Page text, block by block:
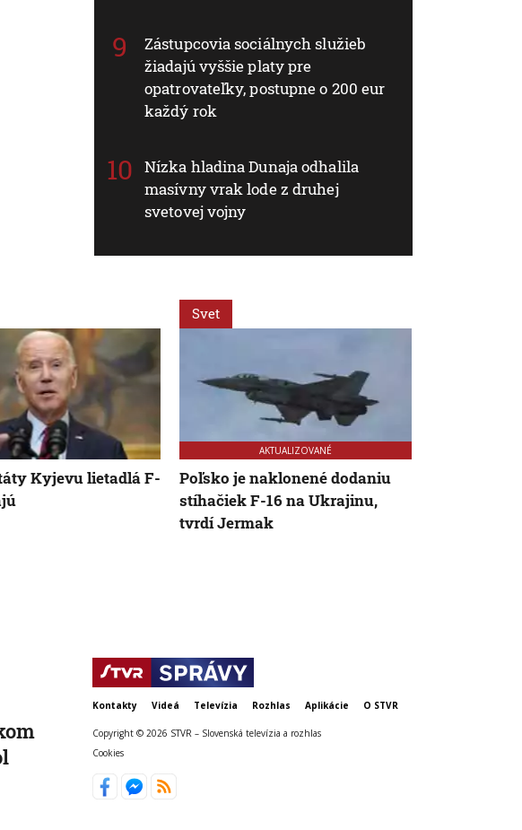
Zástupcovia sociálnych služieb
žiadajú vyššie platy pre
opatrovateľky, postupne o 200 eur
každý rok
Nízka hladina Dunaja odhalila
masívny vrak lode z druhej
svetovej vojny
Kyjevu lietadlá F-
Svet
AKTUALIZOVANÉ
Poľsko je naklonené dodaniu
stíhačiek F-16 na Ukrajinu,
tvrdí Jermak
Kontakty Videá Televízia Rozhlas Aplikácie O STVR
Copyright © 2026 STVR – Slovenská televízia a rozhlas
Cookies